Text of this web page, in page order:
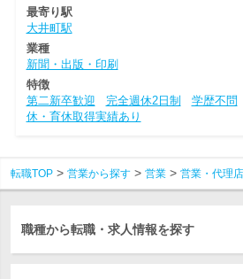
最寄り駅
大井町駅
業種
新聞・出版・印刷
特徴
第二新卒歓迎
完全週休2日制 学歴不問
休・育休取得実績あり
転職TOP 営業から探す 営業 営業・代理
職種から転職・求人情報を探す